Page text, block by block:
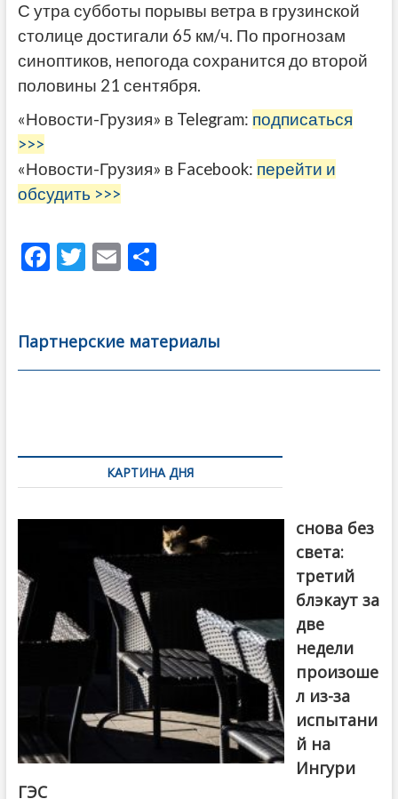
С утра субботы порывы ветра в грузинской
столице достигали 65 км/ч. По прогнозам
синоптиков, непогода сохранится до второй
половины 21 сентября.
«Новости-Грузия» в Telegram: подписаться
>>>
«Новости-Грузия» в Facebook: перейти и
обсудить >>>
F
b
o
T
er
E
l
О
а
в
Партнерские материалы
по
записямКАРТИНА ДНЯ
снова без
света:
третий
блэкаут за
две
недели
произоше
л из-за
испытани
й на
Ингури
ГЭС